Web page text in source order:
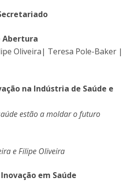
Abertura
Oliveira| Teresa Pole-Baker |
na Indústria de Saúde e
estão a moldar o futuro
e Filipe Oliveira
em Saúde